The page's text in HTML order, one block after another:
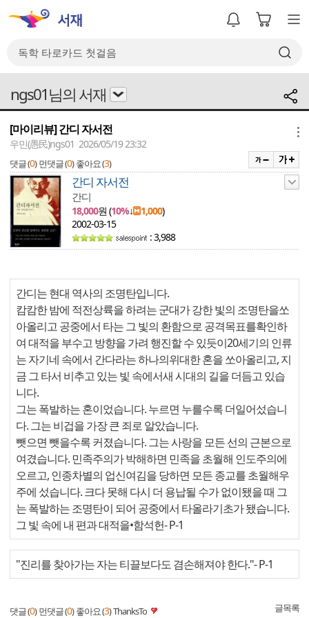
ngs01님의 서재
[마이리뷰] 간디 자서전
우민(愚民)ngs01 2026/05/19 23:32
댓글 (0) 먼댓글 (0) 좋아요 (3)
간디 자서전
간디
18,000원 (10%↓ 1,000)
2002-03-15
: 3,988
간디는 현대 역사의 조명탄입니다.
캄캄한 밤에 적전상륙을 하려는 군대가 강한 빛의 조명탄을쏘
아올리고 공중에서 타는 그 빛의 환함으로 공격목표를확인하
여 대적을 부수고 방향을 가려 행진할 수 있듯이20세기의 인류
는 자기네 속에서 간다라는 하나의위대한 혼을 쏘아올리고, 지
금 그 타서 비추고 있는 빛 속에서새 시대의 길을 더듬고 있습
니다.
그는 폭발하는 혼이었습니다. 누르면 누를수록 더일어섰습니
다. 그는 비겁을 가장 큰 죄로 알았습니다.
뺏으면 뺏을수록 커졌습니다. 그는 사랑을 모든 선의 근본으로
여겼습니다. 민족주의가 박해하면 민족을 초월해 인도주의에
오르고, 인종차별의 업신여김을 당하면 모든 종교를 초월해우
주에 섰습니다. 크다 못해 다시 더 용납될 수가 없이됐을 때 그
는 폭발하는 조명탄이 되어 공중에서 타올라기초가 됐습니다.
그 빛 속에 내 편과 대적을•함석헌- P-1
"진리를 찾아가는 자는 티끌보다도 겸손해져야 한다."- P-1
댓글 (0) 먼댓글 (0) 좋아요 (3)ThanksTo 글목록